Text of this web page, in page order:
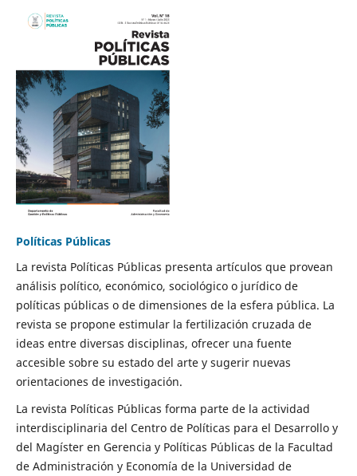
Políticas Públicas
La revista Políticas Públicas presenta artículos que provean
análisis político, económico, sociológico o jurídico de
políticas públicas o de dimensiones de la esfera pública. La
revista se propone estimular la fertilización cruzada de
ideas entre diversas disciplinas, ofrecer una fuente
accesible sobre su estado del arte y sugerir nuevas
orientaciones de investigación.
La revista Políticas Públicas forma parte de la actividad
interdisciplinaria del Centro de Políticas para el Desarrollo y
del Magíster en Gerencia y Políticas Públicas de la Facultad
de Administración y Economía de la Universidad de